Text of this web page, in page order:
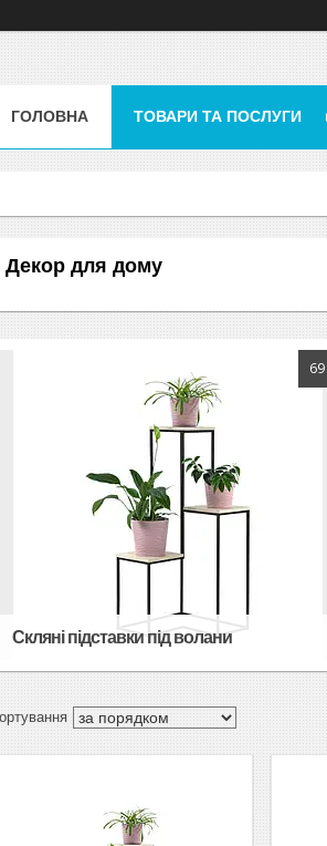
ГОЛОВНА ТОВАРИ ТА ПОСЛУГИ
Декор для дому
69
Скляні підставки під волани